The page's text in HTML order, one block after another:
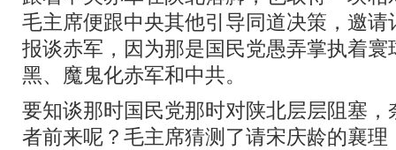
毛主席便跟中央其他引导同道决策，邀
报谈赤军，因为那是国民党愚弄掌执着
黑、魔鬼化赤军和中共。
要知谈那时国民党那时对陕北层层阻塞
者前来呢？毛主席猜测了请宋庆龄的襄